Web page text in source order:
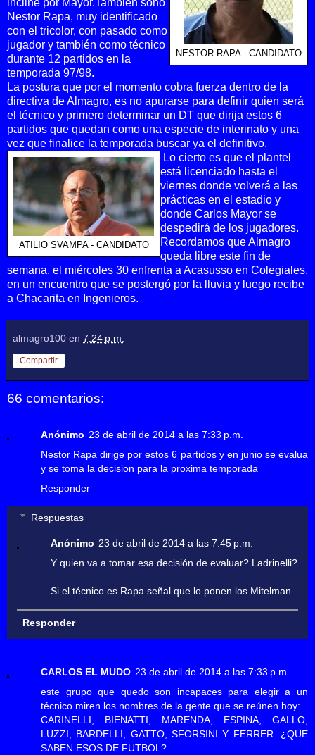
NESTOR RAPA - CANDIDATO
Nestor Rapa, muy identificado
con el tricolor, con pasado como
jugador y también como técnico
durante 12 partidos en la
temporada 97/98.
La postura que por el momento cobra fuerza dentro de la
directiva de Almagro, es no apurarse para definir quien será
el técnico y primero determinar un DT que dirija estos 6
partidos que quedan como una especie de interinato y una
vez que finalice la temporada buscar ya el definitivo.
ATILIO SVAMPA - CANDIDATO
Lo cierto es que el plantel
está licenciado hasta el
viernes donde volverá a las
prácticas en el estadio y
donde Carlos Mayor se
despedirá de los jugadores.
Recordamos que Almagro
queda libre este fin de
semana, el miércoles 30 enfrenta a Acasusso en Colegiales,
en un encuentro que se postergó por la lluvia y luego recibe
a Chacarita en Ingenieros.
almagro100 en 7:24 p.m.
Compartir
66 comentarios:
Anónimo 23 de abril de 2014 a las 7:33 p.m.
Nestor Rapa dirige por estos 6 partidos y en junio se evalua
y se toma la decision para la proxima temporada
Responder
Respuestas
Anónimo 23 de abril de 2014 a las 7:45 p.m.
Y quien va a tomar esa decisión de evaluar? Ladrinelli?
Si el técnico es Rapa señal que lo ponen los Mitelman
Responder
CARLOS EL MUDO 23 de abril de 2014 a las 7:33 p.m.
este grupo que quedo son incapaces para elegir a un
técnico miren los nombres de la gente que se reúnen hoy:
CARINELLI, BIENATTI, MARENDA, ESPINA, GALLO,
LUZZI, BARDELLI, GATTO, SFORSINI Y FERRER. ¿QUE
SABEN ESOS DE FUTBOL?